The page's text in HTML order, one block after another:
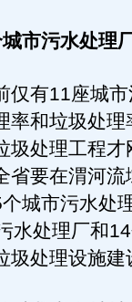
污水处理
有11座城市
率和垃圾处
圾处理工程
省要在渭河
城市污水处
水处理厂和
圾处理设施